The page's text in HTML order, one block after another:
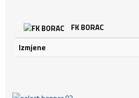
FK BORAC
Izmjene